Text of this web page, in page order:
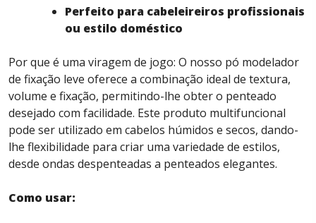
Perfeito para cabeleireiros profissionais
ou estilo doméstico
Por que é uma viragem de jogo: O nosso pó modelador
de fixação leve oferece a combinação ideal de textura,
volume e fixação, permitindo-lhe obter o penteado
desejado com facilidade. Este produto multifuncional
pode ser utilizado em cabelos húmidos e secos, dando-
lhe flexibilidade para criar uma variedade de estilos,
desde ondas despenteadas a penteados elegantes.
Como usar: